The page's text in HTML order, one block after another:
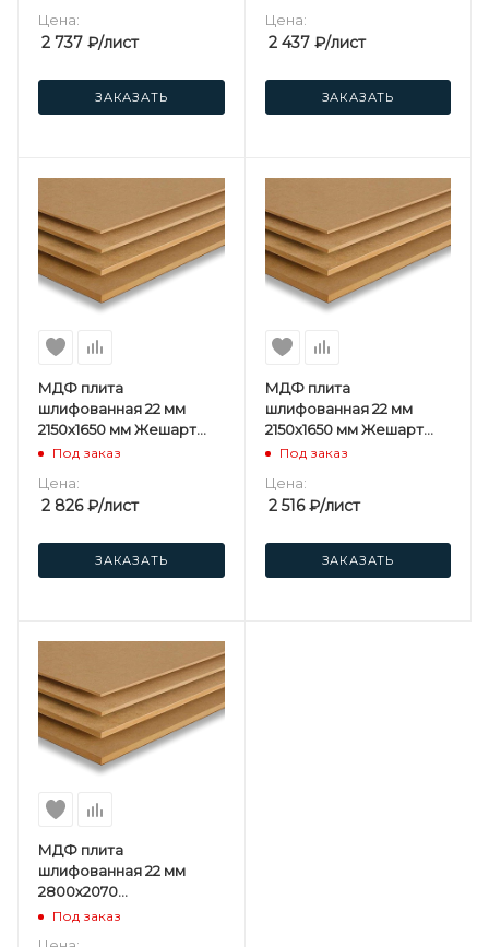
Цена:
2 737 ₽/лист
ЗАКАЗАТЬ
Цена:
2 437₽/лист
ЗАКАЗАТЬ
МДФ плита
шлифованная 22 мм
2150х1650 мм Жешарт
(UPG) 1 сорт
Под заказ
Цена:
2 826₽/лист
ЗАКАЗАТЬ
МДФ плита
шлифованная 22 мм
2150х1650 мм Жешарт
(UPG) СПП
Под заказ
Цена:
2 516₽/лист
ЗАКАЗАТЬ
МДФ плита
шлифованная 22 мм
2800х2070
мм Kastamonu ST
Под заказ